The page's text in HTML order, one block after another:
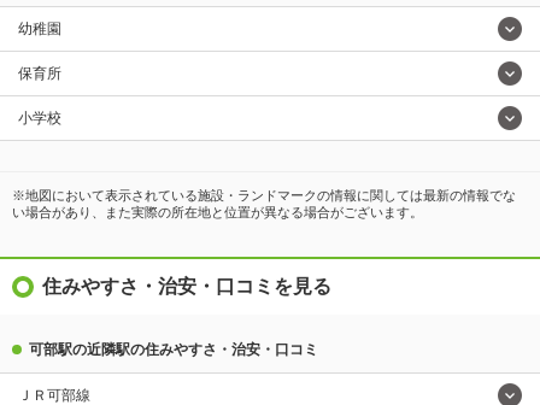
幼稚園
保育所
小学校
※地図において表示されている施設・ランドマークの情報に関しては最新の情報でな
い場合があり、また実際の所在地と位置が異なる場合がございます。
住みやすさ・治安・口コミを見る
可部駅の近隣駅の住みやすさ・治安・口コミ
ＪＲ可部線